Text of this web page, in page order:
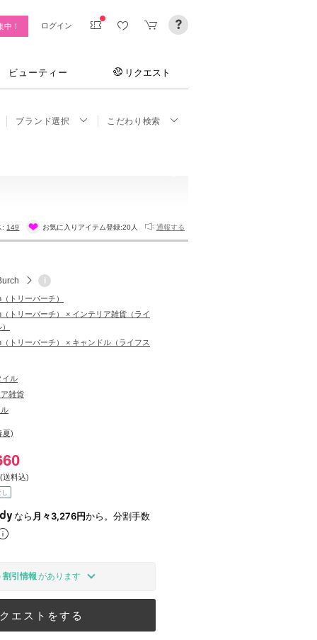
中！ ログイン
ビューティー リクエスト
ブランド選択 こだわり検索
: 149 お気に入りアイテム登録:20人 通報する
i
トリーバーチ）
トリーバーチ） × インテリア雑貨（ライ
トリーバーチ） × キャンドル（ライフス
イル
雑貨
夏)
送料込)
なら月々3,276円から。分割手数
割引情報 があります
エストをする